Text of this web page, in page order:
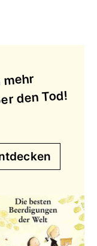
den Tod!